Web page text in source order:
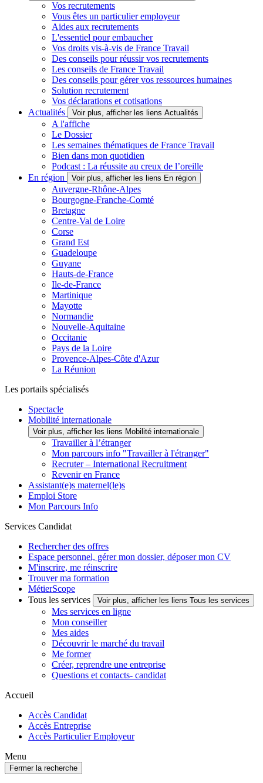
Vos recrutements
Vous êtes un particulier employeur
Aides aux recrutements
L'essentiel pour embaucher
Vos droits vis-à-vis de France Travail
Des conseils pour réussir vos recrutements
Les conseils de France Travail
Des conseils pour gérer vos ressources humaines
Solution recrutement
Vos déclarations et cotisations
Actualités
Voir plus, afficher les liens Actualités
A l'affiche
Le Dossier
Les semaines thématiques de France Travail
Bien dans mon quotidien
Podcast : La réussite au creux de l’oreille
En région
Voir plus, afficher les liens En région
Auvergne-Rhône-Alpes
Bourgogne-Franche-Comté
Bretagne
Centre-Val de Loire
Corse
Grand Est
Guadeloupe
Guyane
Hauts-de-France
Ile-de-France
Martinique
Mayotte
Normandie
Nouvelle-Aquitaine
Occitanie
Pays de la Loire
Provence-Alpes-Côte d'Azur
La Réunion
Les portails spécialisés
Spectacle
Mobilité internationale
Voir plus, afficher les liens Mobilité internationale
Travailler à l’étranger
Mon parcours info "Travailler à l'étranger"
Recruter – International Recruitment
Revenir en France
Assistant(e)s maternel(le)s
Emploi Store
Mon Parcours Info
Services Candidat
Rechercher des offres
Espace personnel, gérer mon dossier, déposer mon CV
M'inscrire, me réinscrire
Trouver ma formation
MétierScope
Tous les services
Voir plus, afficher les liens Tous les services
Mes services en ligne
Mon conseiller
Mes aides
Découvrir le marché du travail
Me former
Créer, reprendre une entreprise
Questions et contacts- candidat
Accueil
Accès Candidat
Accès Entreprise
Accès Particulier Employeur
Menu
Fermer la recherche